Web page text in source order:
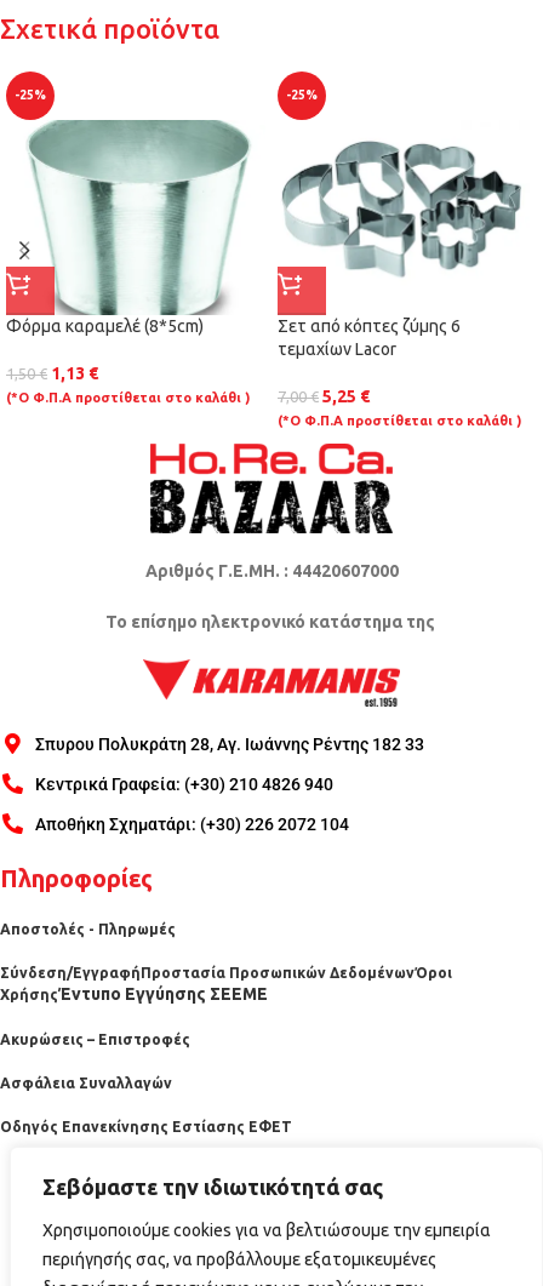
Σεβόμαστε την ιδιωτικότητά σας
Χρησιμοποιούμε cookies για να βελτιώσουμε την εμπειρία
περιήγησής σας, να προβάλλουμε εξατομικευμένες
Σχετικά προϊόντα
-25%
Φόρμα καραμελέ (8*5cm)
1,50€ 1,13 €
(*Ο Φ.Π.Α προστίθεται στο καλάθι )
-25%
Σετ από κόπτες ζύμης 6
τεμαχίων Lacor
7,00€ 5,25 €
(*Ο Φ.Π.Α προστίθεται στο καλάθι )
Αριθμός Γ.Ε.ΜΗ. : 44420607000
Το επίσημο ηλεκτρονικό κατάστημα της
Σπυρου Πολυκράτη 28, Αγ. Ιωάννης Ρέντης 182 33
Κεντρικά Γραφεία: (+30) 210 4826 940
Αποθήκη Σχηματάρι: (+30) 226 2072 104
Πληροφορίες
Αποστολές - Πληρωμές
Σύνδεση/ΕγγραφήΠροστασία Προσωπικών ΔεδομένωνΌροι
ΧρήσηςΈντυπο Εγγύησης ΣΕΕΜΕ
Ακυρώσεις – Επιστροφές
Ασφάλεια Συναλλαγών
Οδηγός Επανεκίνησης Εστίασης ΕΦΕΤ